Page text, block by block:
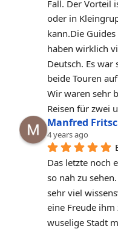
Fall. Der Vorteil
oder in
kann.Die
haben wirklich
Deutsch. Es
beide Touren
Wir waren sehr
Reisen für zwei
Manfred
4 years ago
Das letzte noch
so nah zu
sehr viel
eine Freude
wuselige Stadt